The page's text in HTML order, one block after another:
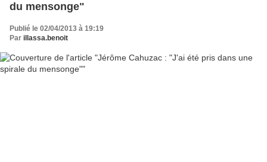
du mensonge"
Publié le 02/04/2013 à 19:19
Par illassa.benoit